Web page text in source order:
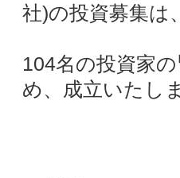
社)の投資募集は
104名の投資家
め、成立いたし